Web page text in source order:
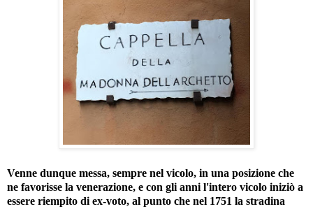
Venne dunque messa, sempre nel vicolo, in una posizione che
ne favorisse la venerazione, e con gli anni l'intero vicolo iniziò a
essere riempito di ex-voto, al punto che nel 1751 la stradina